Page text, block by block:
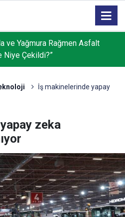
Katmer’den 25. Yıl
Dahi Edilemeyen Yatırımları
İş makinelerinde yapay
zeka